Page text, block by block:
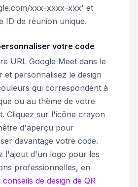
xxx-xxxx-xxx' et
ID de réunion unique.
votre code
URL Google Meet dans le
et personnalisez le design
qui correspondent à
ou au thème de votre
Cliquez sur l'icône crayon
d'aperçu pour
davantage votre code.
l'ajout d'un logo pour les
professionnelles, en
conseils de design de QR